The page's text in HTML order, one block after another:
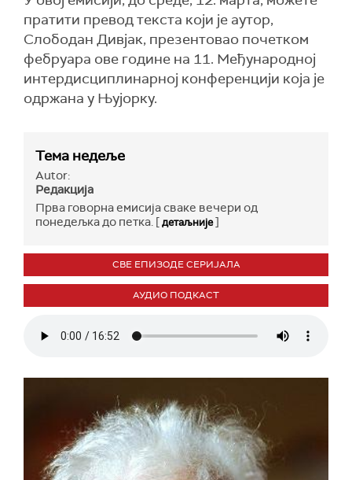
пратити превод текста који је аутор,
Слободан Дивјак, презентовао почетком
фебруара ове године на 11. Међународној
интердисциплинарној конференцији која је
одржана у Њујорку.
Тема недеље
Autor:
Редакција
Прва говорна емисија сваке вечери од
понедељка до петка. [детаљније]
СВЕ ЕПИЗОДЕ СЕРИЈАЛА
АУДИО ПОДКАСТ